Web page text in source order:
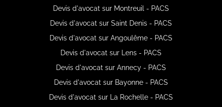
Devis d'avocat sur Montreuil - PACS
Devis d'avocat sur Saint Denis - PACS
Devis d'avocat sur Angoulême - PACS
Devis d'avocat sur Lens - PACS
Devis d'avocat sur Annecy - PACS
Devis d'avocat sur Bayonne - PACS
Devis d'avocat sur La Rochelle - PACS